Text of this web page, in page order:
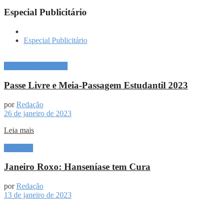
Especial Publicitário
Especial Publicitário
Passe Livre e Meia-Passagem Estudantil 2023
por Redação
26 de janeiro de 2023
Leia mais
Janeiro Roxo: Hanseníase tem Cura
por Redação
13 de janeiro de 2023